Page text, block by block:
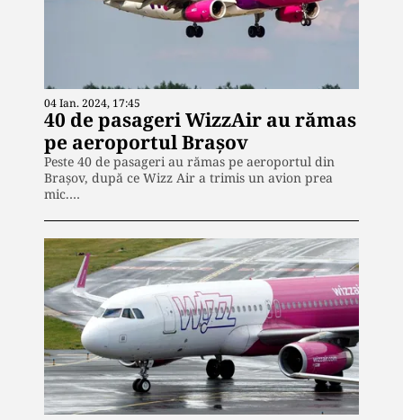
04 Ian. 2024, 17:45
40 de pasageri WizzAir au rămas
pe aeroportul Brașov
Peste 40 de pasageri au rămas pe aeroportul din
Brașov, după ce Wizz Air a trimis un avion prea
mic.…